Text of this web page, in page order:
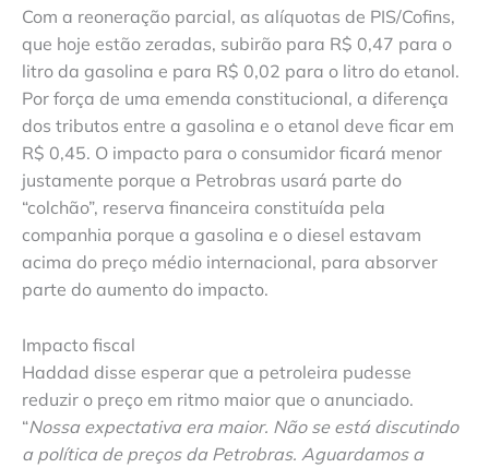
Com a reoneração parcial, as alíquotas de PIS/Cofins,
que hoje estão zeradas, subirão para R$ 0,47 para o
litro da gasolina e para R$ 0,02 para o litro do etanol.
Por força de uma emenda constitucional, a diferença
dos tributos entre a gasolina e o etanol deve ficar em
R$ 0,45. O impacto para o consumidor ficará menor
justamente porque a Petrobras usará parte do
“colchão”, reserva financeira constituída pela
companhia porque a gasolina e o diesel estavam
acima do preço médio internacional, para absorver
parte do aumento do impacto.
Impacto fiscal
Haddad disse esperar que a petroleira pudesse
reduzir o preço em ritmo maior que o anunciado.
“Nossa expectativa era maior. Não se está discutindo
a política de preços da Petrobras. Aguardamos a